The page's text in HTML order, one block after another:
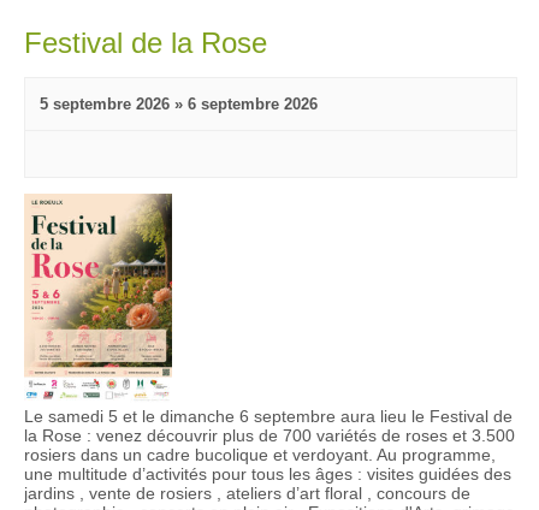
Festival de la Rose
5 septembre 2026 » 6 septembre 2026
Le samedi 5 et le dimanche 6 septembre aura lieu le Festival de
la Rose : venez découvrir plus de 700 variétés de roses et 3.500
rosiers dans un cadre bucolique et verdoyant. Au programme,
une multitude d’activités pour tous les âges : visites guidées des
jardins , vente de rosiers , ateliers d’art floral , concours de